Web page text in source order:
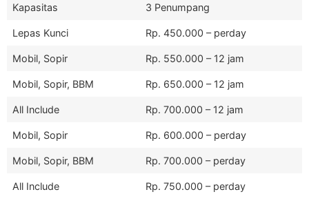
Kapasitas 3 Penumpang
Lepas Kunci Rp. 450.000 – perday
Mobil, Sopir Rp. 550.000 – 12 jam
Mobil, Sopir, BBM Rp. 650.000 – 12 jam
All Include Rp. 700.000 – 12 jam
Mobil, Sopir Rp. 600.000 – perday
Mobil, Sopir, BBM Rp. 700.000 – perday
All Include Rp. 750.000 – perday